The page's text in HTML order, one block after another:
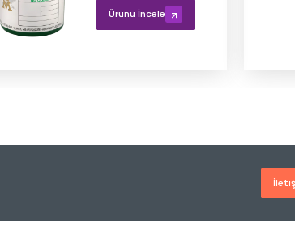
Ürünü İncele